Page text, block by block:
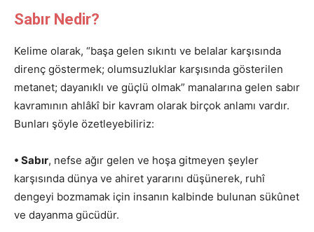
Sabır Nedir?
Kelime olarak, “başa gelen sıkıntı ve belalar karşısında
direnç göstermek; olumsuzluklar karşısında gösterilen
metanet; dayanıklı ve güçlü olmak” manalarına gelen sabır
kavramının ahlâkî bir kavram olarak birçok anlamı vardır.
Bunları şöyle özetleyebiliriz:
• Sabır, nefse ağır gelen ve hoşa gitmeyen şeyler
karşısında dünya ve ahiret yararını düşünerek, ruhî
dengeyi bozmamak için insanın kalbinde bulunan sükûnet
ve dayanma gücüdür.